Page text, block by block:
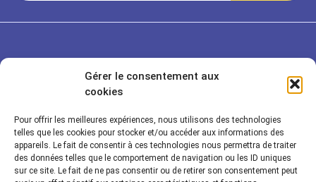
Gérer le consentement aux
cookies
Pour offrir les meilleures expériences, nous utilisons des technologies
telles que les cookies pour stocker et/ou accéder aux informations des
appareils. Le fait de consentir à ces technologies nous permettra de traiter
des données telles que le comportement de navigation ou les ID uniques
sur ce site. Le fait de ne pas consentir ou de retirer son consentement peut
Rayonnance Technologies